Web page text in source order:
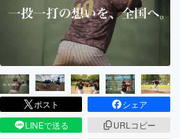
テクノロジー・ガジェット
映像・映画
ビジネス・起業
まちづくり・地域活性化
ポスト
シェア
LINEで送る
URLコピー